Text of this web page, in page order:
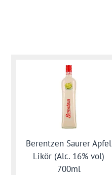
Berentzen Saurer Apfel
Likör (Alc. 16% vol)
700ml